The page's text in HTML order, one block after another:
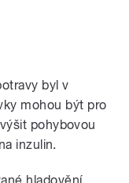
byl v
mohou být pro
pohybovou
inzulin.